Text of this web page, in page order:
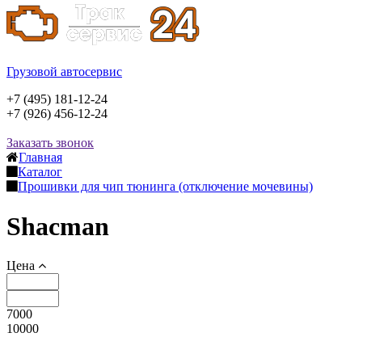
Грузовой автосервис
+7 (495) 181-12-24
+7 (926) 456-12-24
Заказать звонок
Главная
Каталог
Прошивки для чип тюнинга (отключение мочевины)
Shacman
Цена
7000
10000